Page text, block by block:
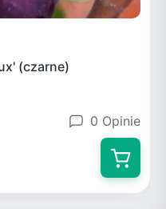
(czarne)
0 Opinie